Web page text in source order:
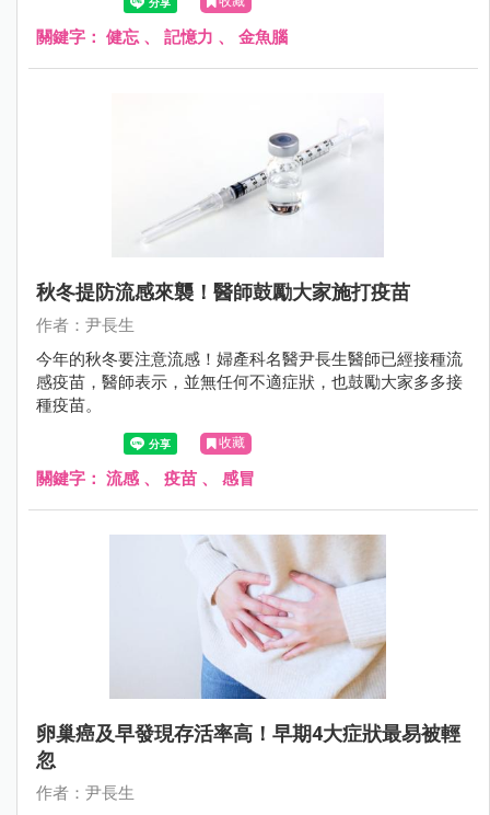
關鍵字： 健忘、 記憶力 、 金魚腦
秋冬提防流感來襲！醫師鼓勵大家施打疫苗
作者：尹長生
今年的秋冬要注意流感！婦產科名醫尹長生醫師已經接種流
感疫苗，醫師表示，並無任何不適症狀，也鼓勵大家多多接
種疫苗。
收藏
關鍵字： 流感 、 疫苗 、 感冒
卵巢癌及早發現存活率高！早期4大症狀最易被輕
忽
作者：尹長生